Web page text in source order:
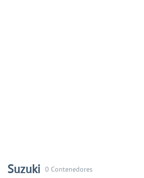
Suzuki 0 Contenedores